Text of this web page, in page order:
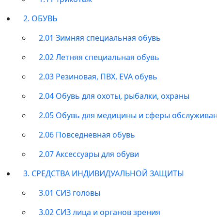
2. ОБУВЬ
2.01 Зимняя специальная обувь
2.02 Летняя специальная обувь
2.03 Резиновая, ПВХ, EVA обувь
2.04 Обувь для охоты, рыбалки, охраны
2.05 Обувь для медицины и сферы
2.06 Повседневная обувь
2.07 Аксессуары для обуви
3. СРЕДСТВА ИНДИВИДУАЛЬНОЙ ЗАЩИТЫ
3.01 СИЗ головы
3.02 СИЗ лица и органов зрения